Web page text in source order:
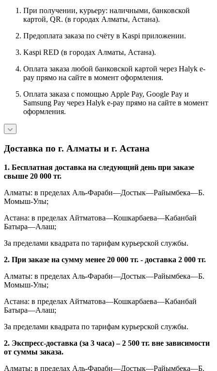
При получении, курьеру: наличными, банковской
картой, QR. (в городах Алматы, Астана).
Предоплата заказа по счёту в Kaspi приложении.
Kaspi RED (в городах Алматы, Астана).
Оплата заказа любой банковской картой через Halyk e-
pay прямо на сайте в момент оформления.
Оплата заказа с помощью Apple Pay, Google Pay и
Samsung Pay через Halyk e-pay прямо на сайте в момент
оформления.
Доставка по г. Алматы и г. Астана
1. Бесплатная доставка на следующий день при заказе
свыше 20 000 тг.
Алматы: в пределах Аль-Фараби—Достык—Райымбека—Б.
Момыш-Улы;
Астана: в пределах Айтматова—Кошкарбаева—Кабанбай
Батыра—Алаш;
За пределами квадрата по тарифам курьерской службы.
2. При заказе на сумму менее 20 000 тг. - доставка 2 000 тг.
Алматы: в пределах Аль-Фараби—Достык—Райымбека—Б.
Момыш-Улы;
Астана: в пределах Айтматова—Кошкарбаева—Кабанбай
Батыра—Алаш;
За пределами квадрата по тарифам курьерской службы.
2. Экспресс-доставка (за 3 часа) – 2 500 тг. вне зависимости
от суммы заказа.
Алматы: в пределах Аль-Фараби—Достык—Райымбека—Б.